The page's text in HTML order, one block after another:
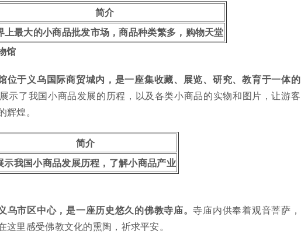
简介
上最大的小商品批发市场，商品种类繁多，购物天堂
馆
位于义乌国际商贸城内，是一座集收藏、展览、研究、教育于一体的
示了我国小商品发展的历程，以及各类小商品的实物和图片，让游客
煌。
简介
示我国小商品发展历程，了解小商品产业
乌市区中心，是一座历史悠久的佛教寺庙。寺庙内供奉着观音菩萨，
这里感受佛教文化的熏陶，祈求平安。